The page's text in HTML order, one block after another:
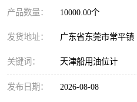
产品数量： 10000.00个
发货地址： 广东省东莞市常平镇
关键词： 天津船用油位计
发布日期： 2026-08-08